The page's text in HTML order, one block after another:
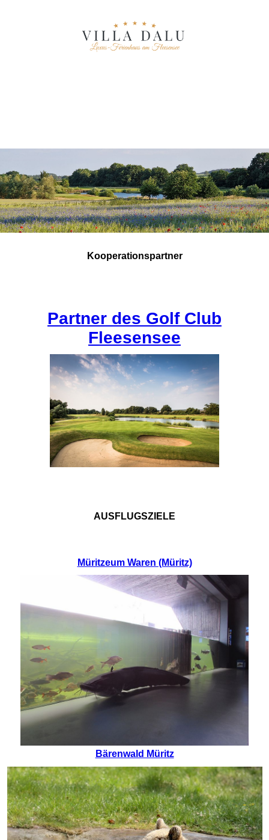
Kooperationspartner
Partner des Golf Club
Fleesensee
AUSFLUGSZIELE
Müritzeum Waren (Müritz)
Bärenwald Müritz